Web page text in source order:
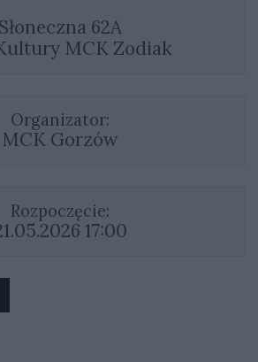
Słoneczna 62A
MCK Zodiak
Organizator:
MCK Gorzów
Rozpoczęcie:
17:00